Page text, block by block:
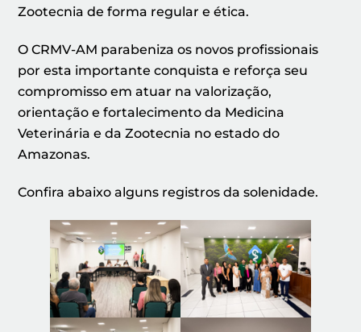
Zootecnia de forma regular e ética.
O CRMV-AM parabeniza os novos profissionais
por esta importante conquista e reforça seu
compromisso em atuar na valorização,
orientação e fortalecimento da Medicina
Veterinária e da Zootecnia no estado do
Amazonas.
Confira abaixo alguns registros da solenidade.